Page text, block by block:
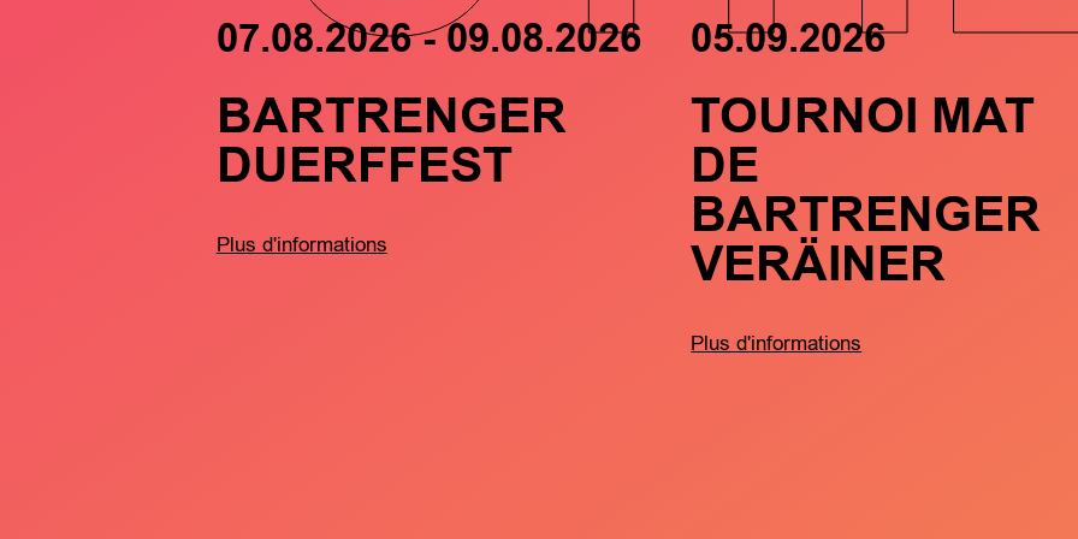
07.08.2026 - 09.08.2026
BARTRENGER
DUERFFEST
Plus d'informations
05.09.2026
TOURNOI MAT
DE
BARTRENGER
VERÄINER
Plus d'informations